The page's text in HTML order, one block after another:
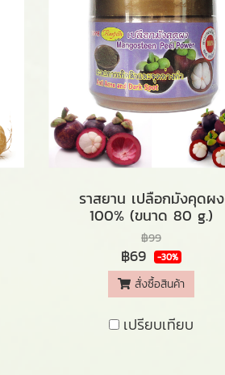
ราสยาน เปลือกมังคุดผง
100% (ขนาด 80 g.)
฿99
฿69 -30%
สั่งซื้อสินค้า
เปรียบเทียบ